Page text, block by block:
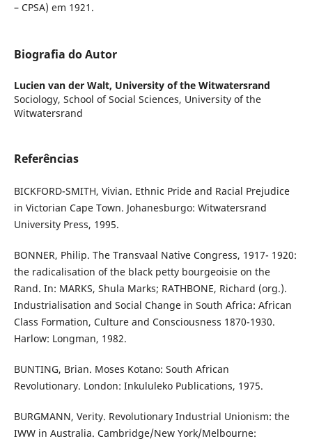
– CPSA) em 1921.
Biografia do Autor
Lucien van der Walt, University of the Witwatersrand
Sociology, School of Social Sciences, University of the
Witwatersrand
Referências
BICKFORD-SMITH, Vivian. Ethnic Pride and Racial Prejudice
in Victorian Cape Town. Johanesburgo: Witwatersrand
University Press, 1995.
BONNER, Philip. The Transvaal Native Congress, 1917- 1920:
the radicalisation of the black petty bourgeoisie on the
Rand. In: MARKS, Shula Marks; RATHBONE, Richard (org.).
Industrialisation and Social Change in South Africa: African
Class Formation, Culture and Consciousness 1870-1930.
Harlow: Longman, 1982.
BUNTING, Brian. Moses Kotano: South African
Revolutionary. London: Inkululeko Publications, 1975.
BURGMANN, Verity. Revolutionary Industrial Unionism: the
IWW in Australia. Cambridge/New York/Melbourne: